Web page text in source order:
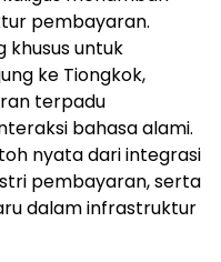
pembayaran.
khusus untuk
ke Tiongkok,
terpadu
bahasa alami.
nyata dari integrasi
pembayaran, serta
dalam infrastruktur